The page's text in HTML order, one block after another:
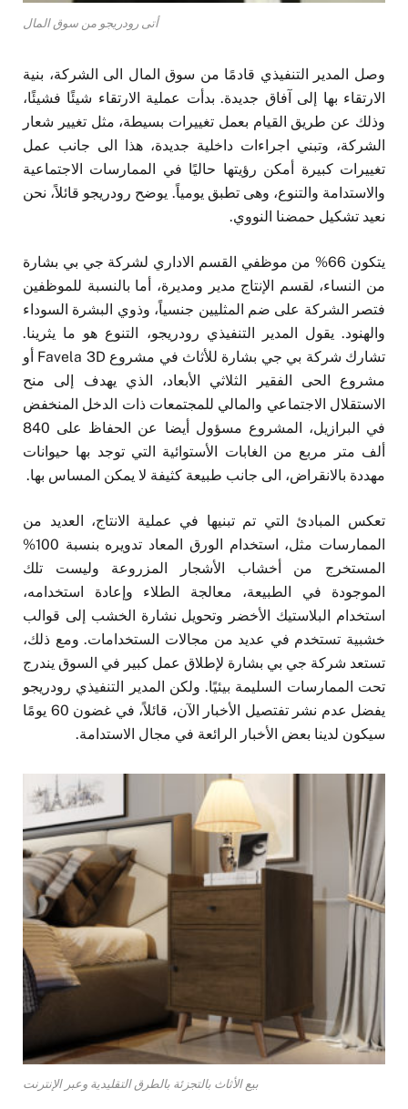
أتى رودريجو من سوق المال
وصل المدير التنفيذي قادمًا من سوق المال الى الشركة، بنية
الارتقاء بها إلى آفاق جديدة. بدأت عملية الارتقاء شيئًا فشيئًا،
وذلك عن طريق القيام بعمل تغييرات بسيطة، مثل تغيير شعار
الشركة، وتبني اجراءات داخلية جديدة، هذا الى جانب عمل
تغييرات كبيرة أمكن رؤيتها حاليًا في الممارسات الاجتماعية
والاستدامة والتنوع، وهى تطبق يومياً. يوضح رودريجو قائلاً، نحن
نعيد تشكيل حمضنا النووي.
يتكون 66% من موظفي القسم الاداري لشركة جي بي بشارة
من النساء، لقسم الإنتاج مدير ومديرة، أما بالنسبة للموظفين
فتصر الشركة على ضم المثليين جنسياً، وذوي البشرة السوداء
والهنود. يقول المدير التنفيذي رودريجو، التنوع هو ما يثرينا.
تشارك شركة بي جي بشارة للأثاث في مشروع Favela 3D أو
مشروع الحى الفقير الثلاثي الأبعاد، الذي يهدف إلى منح
الاستقلال الاجتماعي والمالي للمجتمعات ذات الدخل المنخفض
في البرازيل، المشروع مسؤول أيضا عن الحفاظ على 840
ألف متر مربع من الغابات الأستوائية التي توجد بها حيوانات
مهددة بالانقراض، الى جانب طبيعة كثيفة لا يمكن المساس بها.
تعكس المبادئ التي تم تبنيها في عملية الانتاج، العديد من
الممارسات مثل، استخدام الورق المعاد تدويره بنسبة 100%
المستخرج من أخشاب الأشجار المزروعة وليست تلك
الموجودة في الطبيعة، معالجة الطلاء وإعادة استخدامه،
استخدام البلاستيك الأخضر وتحويل نشارة الخشب إلى قوالب
خشبية تستخدم في عديد من مجالات الستخدامات. ومع ذلك،
تستعد شركة جي بي بشارة لإطلاق عمل كبير في السوق يندرج
تحت الممارسات السليمة بيئيًا. ولكن المدير التنفيذي رودريجو
يفضل عدم نشر تفتصيل الأخبار الآن، قائلاً، في غضون 60 يومًا
سيكون لدينا بعض الأخبار الرائعة في مجال الاستدامة.
بيع الأثاث بالتجزئة بالطرق التقليدية وعبر الإنترنت